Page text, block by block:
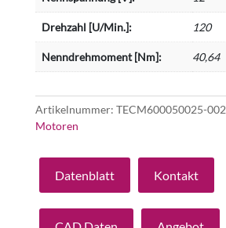
Drehzahl [U/Min.]: 120
Nenndrehmoment [Nm]: 40,64
Artikelnummer: TECM600050025-002
Motoren
Datenblatt Kontakt